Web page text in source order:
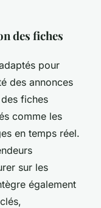
des fiches
pour
des annonces
fiches
comme les
en temps réel.
sur les
également